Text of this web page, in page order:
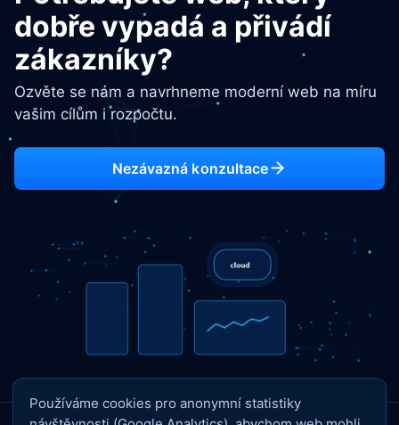
dobře vypadá a přivádí
zákazníky?
Ozvěte se nám a navrhneme moderní web na míru
vašim cílům i rozpočtu.
Nezávazná konzultace
Používáme cookies pro anonymní statistiky